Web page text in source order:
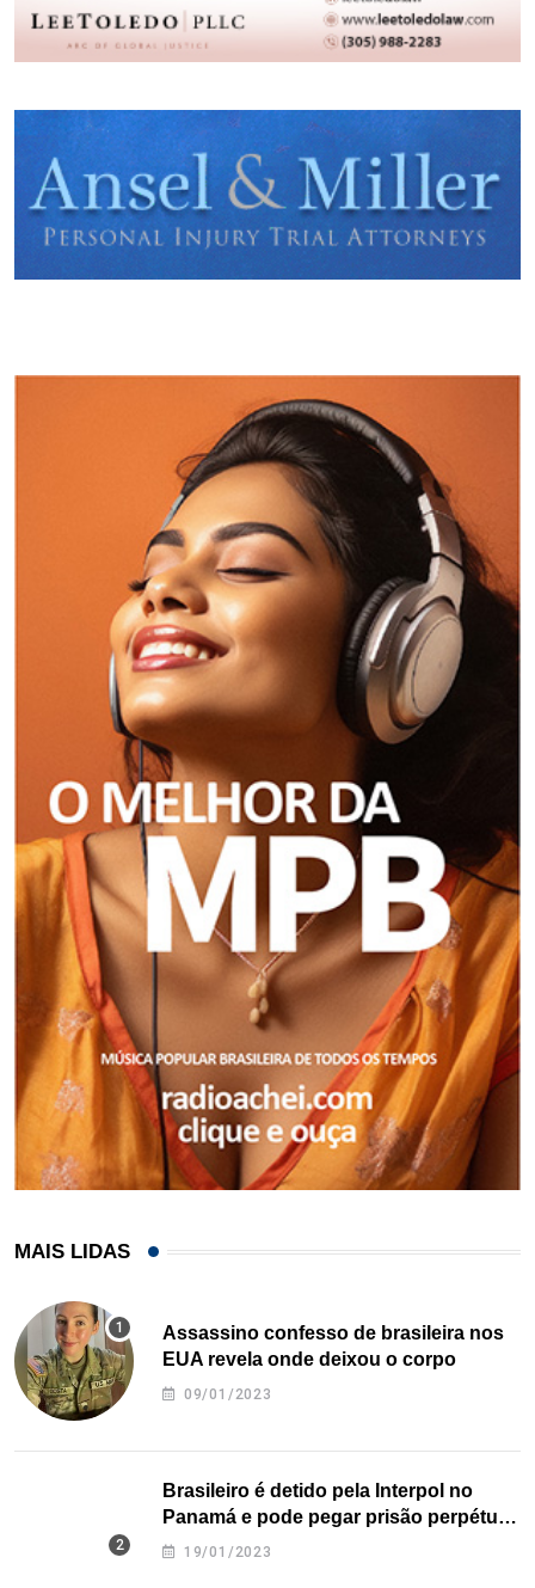
MAIS LIDAS
Assassino confesso de brasileira nos
EUA revela onde deixou o corpo
09/01/2023
Brasileiro é detido pela Interpol no
Panamá e pode pegar prisão perpétua
nos EUA
19/01/2023